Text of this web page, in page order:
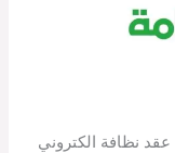
عقد نظافة الكتروني